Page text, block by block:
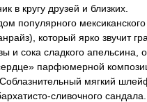
в кругу друзей и близких.
популярного мексиканского
который ярко звучит
и сока сладкого апельсина,
парфюмерной
мягкий
сливочного сандала.